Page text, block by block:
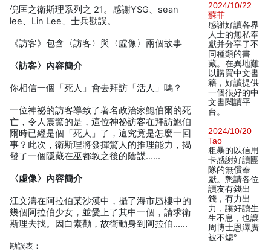
倪匡之衛斯理系列之 21。感謝YSG、sean
lee、Lin Lee、士兵勘誤。
《訪客》包含〈訪客〉與〈虛像〉兩個故事
〈訪客〉內容簡介
你相信一個「死人」會去拜訪「活人」嗎？
一位神祕的訪客導致了著名政治家鮑伯爾的死
亡，令人震驚的是，這位神祕訪客在拜訪鮑伯
爾時已經是個「死人」了，這究竟是怎麼一回
事？此次，衛斯理將發揮驚人的推理能力，揭
發了一個隱藏在巫都教之後的陰謀……
〈虛像〉內容簡介
江文濤在阿拉伯某沙漠中，攝了海市蜃樓中的
幾個阿拉伯少女，並愛上了其中一個，請求衛
斯理去找。因白素勸，故衛動身到阿拉伯……
勘誤表：
2024/10/22
蘇菲
感謝好讀各界
人士的無私奉
獻并分享了不
同種類的書
藏。在異地難
以購買中文書
籍，好讀提供
一個很好的中
文書閱讀平
台。
2024/10/20
Tao
粗暴的以信用
卡感謝好讀團
隊的無償奉
獻。懇請各位
讀友有錢出
錢，有力出
力，讓好讀生
生不息，也讓
周博士恩澤廣
被不熄°